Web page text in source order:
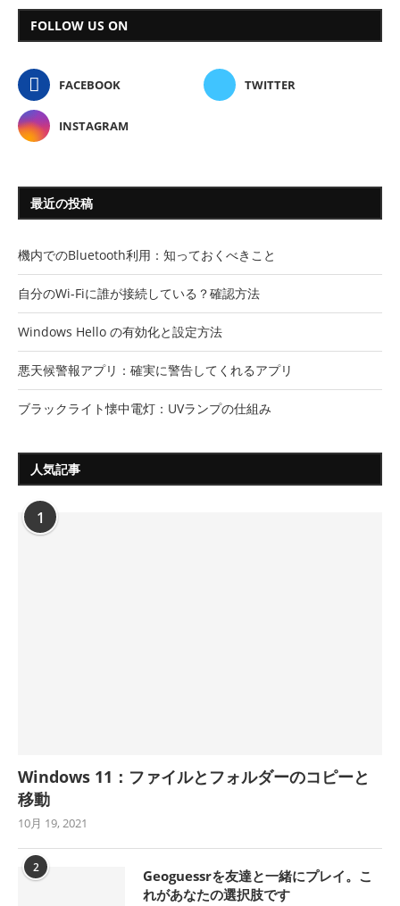
FOLLOW US ON
FACEBOOK TWITTER
INSTAGRAM
最近の投稿
機内でのBluetooth利用：知っておくべきこと
自分のWi-Fiに誰が接続している？確認方法
Windows Hello の有効化と設定方法
悪天候警報アプリ：確実に警告してくれるアプリ
ブラックライト懐中電灯：UVランプの仕組み
人気記事
1
Windows 11：ファイルとフォルダーのコピーと
移動
10月 19, 2021
2
Geoguessrを友達と一緒にプレイ。こ
れがあなたの選択肢です